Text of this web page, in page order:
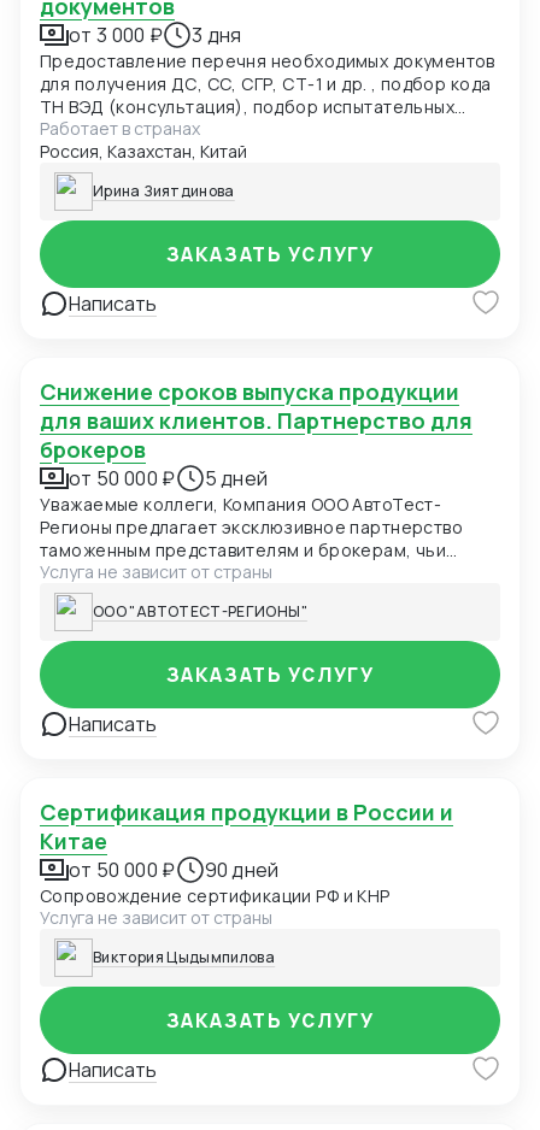
документов
от 3 000 ₽ 3 дня
Предоставление перечня необходимых документов
для получения ДС, СС, СГР, СТ-1 и др. , подбор кода
ТН ВЭД (консультация), подбор испытательных
лабораторий, подача заявки в центр сертификации.
Разработка нормативно-технической
документации: ТУ, ПС, РЭ, ОБ и др. для получения
ДС, СС, СГР и т.д.(от 5000руб)
Работает в странах
Россия, Казахстан, Китай
Ирина Зиятдинова
Написать
ЗАКАЗАТЬ УСЛУГУ
Снижение сроков выпуска продукции
для ваших клиентов. Партнерство для
брокеров
от 50 000 ₽ 5 дней
Уважаемые коллеги, Компания ООО АвтоТест-
Регионы предлагает эксклюзивное партнерство
таможенным представителям и брокерам, чьи
клиенты сталкиваются с задержками из-за
оформления сертификатов ТР ТС. Мы
специализируемся на ускоренном получении
сертификатов соответствия: Казахстан Киргизия
Россия Передавайте нам запросы ваших клиентов
на сертификацию, а мы обеспечим быстрое
решение их задачи. Вы получаете 15-20% от нашей
маржи за каждого привлеченного клиента,
Услуга не зависит от страны
ООО "АВТОТЕСТ-РЕГИОНЫ"
Написать
ЗАКАЗАТЬ УСЛУГУ
Сертификация продукции в России и
Китае
от 50 000 ₽ 90 дней
Сопровождение сертификации РФ и КНР
Услуга не зависит от страны
Виктория Цыдымпилова
Написать
ЗАКАЗАТЬ УСЛУГУ